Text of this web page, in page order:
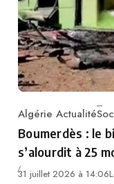
Category
Algérie Actualité
Boumerdès : le
s’alourdit à 25
31 juillet 2026 à 14:06